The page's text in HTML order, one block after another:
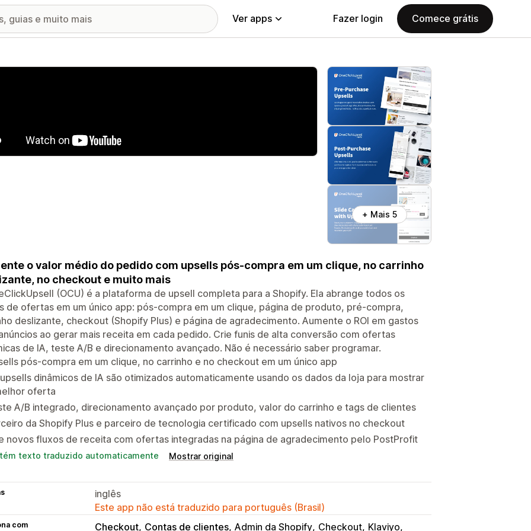
Ver apps Fazer login Comece grátis
+ Mais 5
o valor médio do pedido com upsells pós-compra em um clique, no carrinho
no checkout e muito mais
(OCU) é a plataforma de upsell completa para a Shopify. Ela abrange todos os
de ofertas em um único app: pós-compra em um clique, página de produto, pré-compra,
deslizante, checkout (Shopify Plus) e página de agradecimento. Aumente o ROI em gastos
ao gerar mais receita em cada pedido. Crie funis de alta conversão com ofertas
de IA, teste A/B e direcionamento avançado. Não é necessário saber programar.
pós-compra em um clique, no carrinho e no checkout em um único app
dinâmicos de IA são otimizados automaticamente usando os dados da loja para mostrar
oferta
A/B integrado, direcionamento avançado por produto, valor do carrinho e tags de clientes
da Shopify Plus e parceiro de tecnologia certificado com upsells nativos no checkout
novos fluxos de receita com ofertas integradas na página de agradecimento pelo PostProfit
texto traduzido automaticamente Mostrar original
inglês
Este app não está traduzido para português (Brasil)
com Checkout Contas de clientes Admin da Shopify Checkout Klaviyo